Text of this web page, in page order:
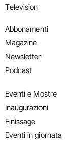
Television
Abbonamenti
Magazine
Newsletter
Podcast
Eventi e Mostre
Inaugurazioni
Finissage
Eventi in giornata